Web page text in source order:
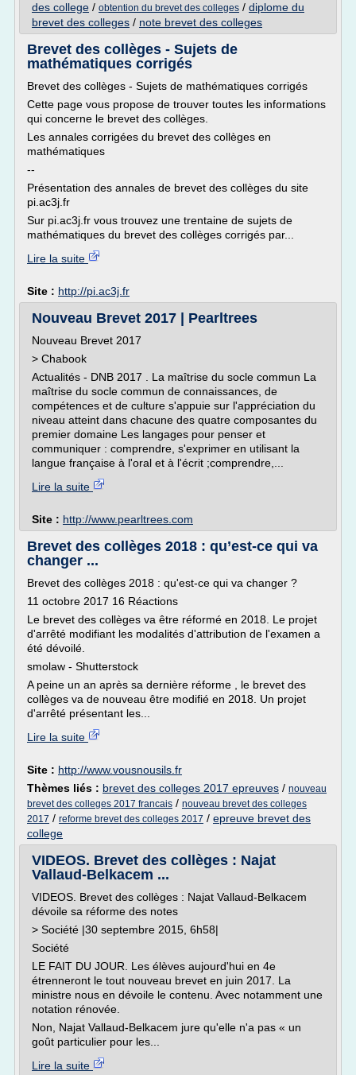
des college / obtention du brevet des colleges / diplome du
brevet des colleges / note brevet des colleges
Brevet des collèges - Sujets de
mathématiques corrigés
Brevet des collèges - Sujets de mathématiques corrigés
Cette page vous propose de trouver toutes les informations
qui concerne le brevet des collèges.
Les annales corrigées du brevet des collèges en
mathématiques
--
Présentation des annales de brevet des collèges du site
pi.ac3j.fr
Sur pi.ac3j.fr vous trouvez une trentaine de sujets de
mathématiques du brevet des collèges corrigés par...
Lire la suite
Site : http://pi.ac3j.fr
Nouveau Brevet 2017 | Pearltrees
Nouveau Brevet 2017
> Chabook
Actualités - DNB 2017 . La maîtrise du socle commun La
maîtrise du socle commun de connaissances, de
compétences et de culture s'appuie sur l'appréciation du
niveau atteint dans chacune des quatre composantes du
premier domaine Les langages pour penser et
communiquer : comprendre, s'exprimer en utilisant la
langue française à l'oral et à l'écrit ;comprendre,...
Lire la suite
Site : http://www.pearltrees.com
Brevet des collèges 2018 : qu’est-ce qui va
changer ...
Brevet des collèges 2018 : qu'est-ce qui va changer ?
11 octobre 2017 16 Réactions
Le brevet des collèges va être réformé en 2018. Le projet
d'arrêté modifiant les modalités d'attribution de l'examen a
été dévoilé.
smolaw - Shutterstock
A peine un an après sa dernière réforme , le brevet des
collèges va de nouveau être modifié en 2018. Un projet
d'arrêté présentant les...
Lire la suite
Site : http://www.vousnousils.fr
Thèmes liés : brevet des colleges 2017 epreuves / nouveau
brevet des colleges 2017 francais / nouveau brevet des colleges
2017 / reforme brevet des colleges 2017 / epreuve brevet des
college
VIDEOS. Brevet des collèges : Najat
Vallaud-Belkacem ...
VIDEOS. Brevet des collèges : Najat Vallaud-Belkacem
dévoile sa réforme des notes
> Société |30 septembre 2015, 6h58|
Société
LE FAIT DU JOUR. Les élèves aujourd'hui en 4e
étrenneront le tout nouveau brevet en juin 2017. La
ministre nous en dévoile le contenu. Avec notamment une
notation rénovée.
Non, Najat Vallaud-Belkacem jure qu'elle n'a pas « un
goût particulier pour les...
Lire la suite